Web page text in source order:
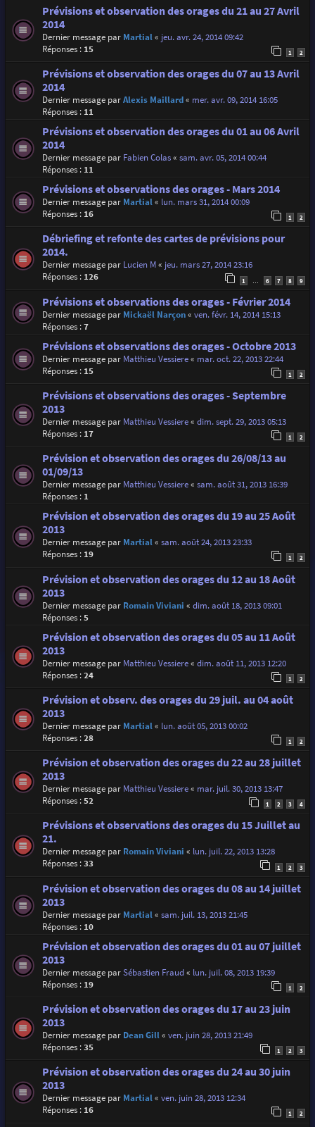
Prévisions et observation des orages du 21 au 27 Avril
2014
Dernier message par Martial« jeu. avr. 24, 2014 09:42
Réponses : 15 1 2
Prévisions et observation des orages du 07 au 13 Avril
2014
Dernier message parAlexis Maillard« mer. avr. 09, 2014 16:05
Réponses : 11
Prévisions et observation des orages du 01 au 06 Avril
2014
Dernier message par Fabien Colas« sam. avr. 05, 2014 00:44
Réponses : 11
Prévisions et observations des orages - Mars 2014
Dernier message par Martial« lun. mars 31, 2014 00:09
Réponses : 16 1 2
Débriefing et refonte des cartes de prévisions pour
2014.
Dernier message par Lucien M« jeu. mars 27, 2014 23:16
Réponses : 126 1 6 7 8 9
Prévisions et observations des orages - Février 2014
Dernier message par Mickaël Narçon« ven. févr. 14, 2014 15:13
Réponses :7
Prévisions et observations des orages - Octobre 2013
Dernier message par Matthieu Vessiere« mar. oct. 22, 2013 22:44
Réponses : 15 1 2
Prévisions et observations des orages - Septembre
2013
Dernier message par Matthieu Vessiere« dim. sept. 29, 2013 05:13
Réponses : 17 1 2
Prévision et observation des orages du 26/08/13 au
01/09/13
Dernier message par Matthieu Vessiere« sam. août 31, 2013 16:39
Réponses : 1
Prévision et observation des orages du 19 au 25 Août
2013
Dernier message par Martial« sam. août 24, 2013 23:33
Réponses : 19 1 2
Prévision et observation des orages du 12 au 18 Août
2013
Dernier message par Romain Viviani « dim. août 18, 2013 09:01
Réponses :5
Prévision et observation des orages du 05 au 11 Août
2013
Dernier message par Matthieu Vessiere« dim. août 11, 2013 12:20
Réponses :24 1 2
Prévision et observ. des orages du 29 juil. au 04 août
2013
Dernier message par Martial« lun. août 05, 2013 00:02
Réponses :28 1 2
Prévision et observation des orages du 22 au 28 juillet
2013
Dernier message par Matthieu Vessiere« mar. juil. 30, 2013 13:47
Réponses :52 1 2 3 4
Prévisions et observations des orages du 15 Juillet au
21.
Dernier message par Romain Viviani « lun. juil. 22, 2013 13:28
Réponses :33 1 2 3
Prévision et observation des orages du 08 au 14 juillet
2013
Dernier message par Martial« sam. juil. 13, 2013 21:45
Réponses : 10
Prévision et observation des orages du 01 au 07 juillet
2013
Dernier message parSébastien Fraud« lun. juil. 08, 2013 19:39
Réponses : 19 1 2
Prévision et observation des orages du 17 au 23 juin
2013
Dernier message par Dean Gill« ven. juin 28, 2013 21:49
Réponses :35 1 2 3
Prévision et observation des orages du 24 au 30 juin
2013
Dernier message par Martial« ven. juin 28, 2013 12:34
Réponses : 16 1 2